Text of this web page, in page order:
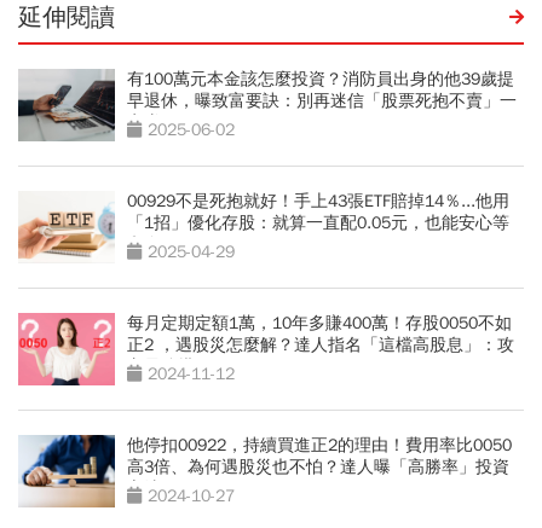
延伸閱讀
有100萬元本金該怎麼投資？消防員出身的他39歲提
早退休，曝致富要訣：別再迷信「股票死抱不賣」一
定賺2025-06-02
00929不是死抱就好！手上43張ETF賠掉14％...他用
「1招」優化存股：就算一直配0.05元，也能安心等
翻身2025-04-29
每月定期定額1萬，10年多賺400萬！存股0050不如
正2 ，遇股災怎麼解？達人指名「這檔高股息」：攻
守最強搭配
2024-11-12
他停扣00922，持續買進正2的理由！費用率比0050
高3倍、為何遇股災也不怕？達人曝「高勝率」投資
心法2024-10-27